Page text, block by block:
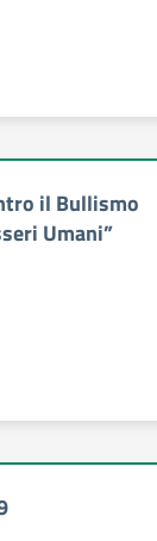
il Bullismo
Umani”